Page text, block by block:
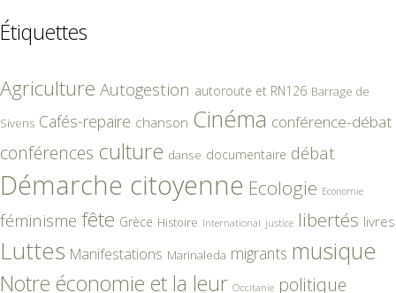
Étiquettes
Agriculture Autogestion autoroute et RN126 Barrage de
Sivens Cafés-repaire chanson Cinéma conférence-débat
conférences culture danse documentaire débat
Démarche citoyenne Ecologie Economie
féminisme fête Grèce Histoire International justice libertés livres
Luttes Manifestations Marinaleda migrants musique
Notre économie et la leur Occitanie politique